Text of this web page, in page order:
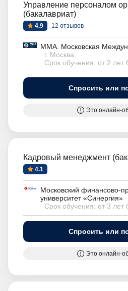
Управление персоналом
(бакалавриат)
4.9 12 отзывов
ММА. Московская
г. Москва
Срок обучения: от 2 лет
Спросить или
Это онлайн-
Кадровый менеджмент
4.1
Московский финансово-
университет «Синергия»
Срок обучения: от 3 лет
Спросить или
Это онлайн-